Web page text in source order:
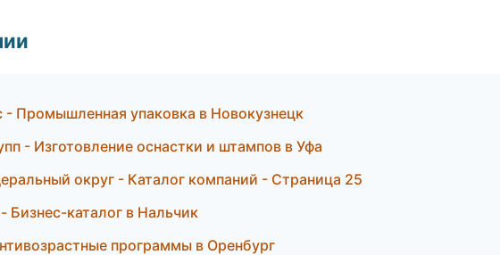
- Промышленная упаковка в Новокузнецк
- Изготовление оснастки и штампов в Уфа
округ - Каталог компаний - Страница 25
Бизнес-каталог в Нальчик
программы в Оренбург